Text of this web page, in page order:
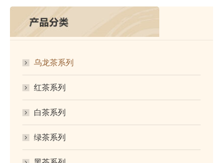
乌龙茶系列
红茶系列
白茶系列
绿茶系列